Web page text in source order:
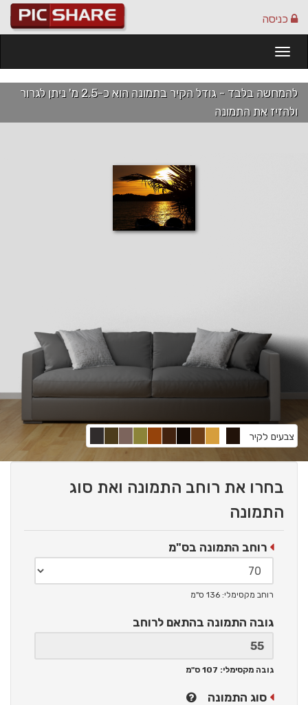
כניסה
להמחשה בלבד - גודל הקיר בתמונה הוא כ-2.5 מ' ניתן לגרור
ולהזיז את התמונה
צבעים לקיר
בחרו את רוחב התמונה ואת סוג
התמונה
רוחב התמונה בס"מ
רוחב מקסימלי: 136 ס"מ
גובה התמונה בהתאם לרוחב
גובה מקסימלי: 107 ס"מ
סוג התמונה